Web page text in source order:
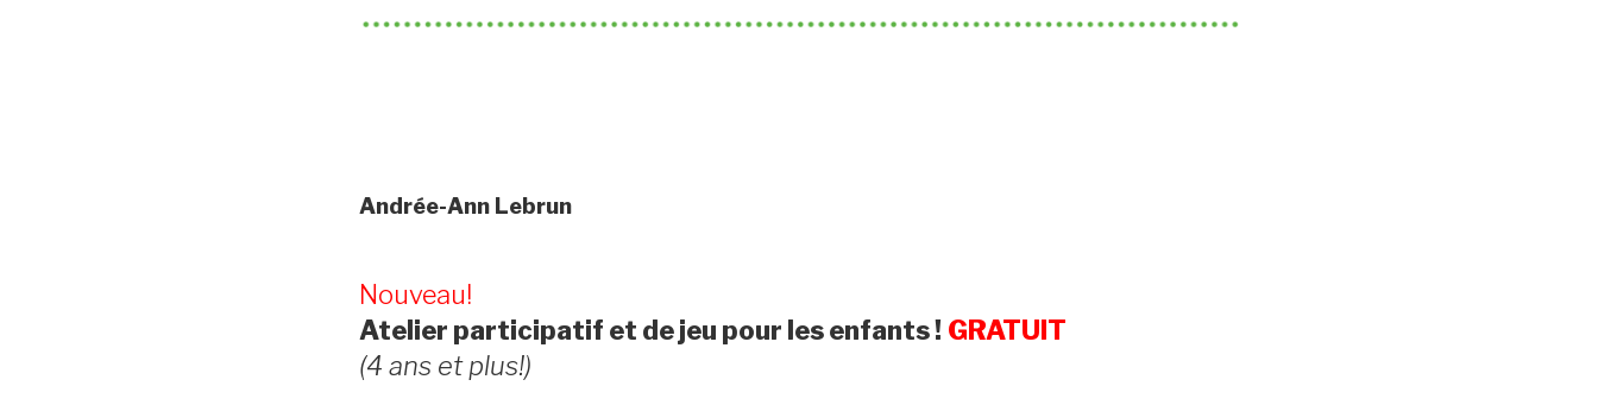
Andrée-Ann Lebrun
Nouveau!
Atelier participatif et de jeu pour les enfants ! GRATUIT
(4 ans et plus!)